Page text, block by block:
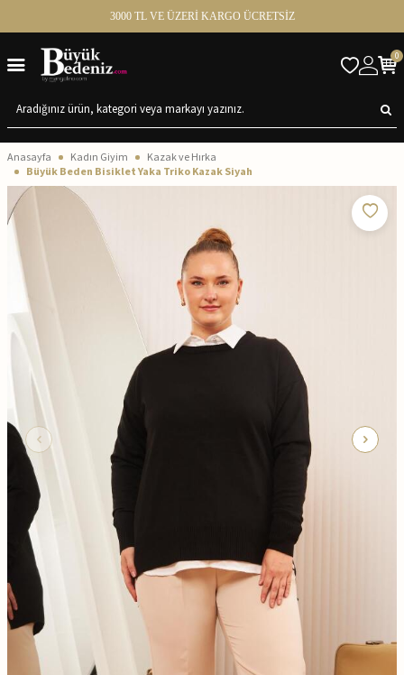
3000 TL VE ÜZERİ KARGO ÜCRETSİZ
0
Anasayfa Kadın Giyim
Kazak ve Hırka
Büyük Beden Bisiklet Yaka Triko Kazak Siyah